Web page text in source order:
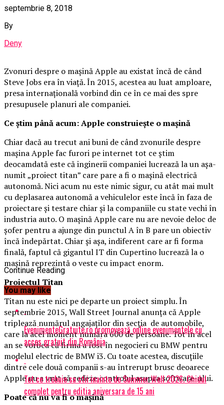
septembrie 8, 2018
By
Deny
Zvonuri despre o maşină Apple au existat încă de când
Steve Jobs era în viaţă. În 2015, acestea au luat amploare,
presa internaţională vorbind din ce în ce mai des spre
presupusele planuri ale companiei.
Ce ştim până acum: Apple construieşte o maşină
Chiar dacă au trecut ani buni de când zvonurile despre
maşina Apple fac furori pe internet tot ce ştim
deocamdată este că inginerii companiei lucrează la un aşa-
numit „proiect titan” care pare a fi o maşină electrică
autonomă.Nici acum nu este nimic sigur, cu atât mai mult
cu deplasarea autonomă a vehiculelor este încă în faza de
proiectare şi testare chiar şi la companiile cu state vechi în
industria auto. O maşină Apple care nu are nevoie deloc de
şofer pentru a ajunge din punctul A în B pare un obiectiv
încă îndepărtat. Chiar şi aşa, indiferent care ar fi forma
finală, faptul că gigantul IT din Cupertino lucrează la o
maşină reprezintă o veste cu impact enorm.
Proiectul Titan
Titan nu este nici pe departe un proiect simplu. În
septembrie 2015, Wall Street Journal anunţa că Apple
triplează numărul angajaţilor din secţia de automobile,
care la acel moment număra 600 de persoane. Tot în acel
an se vorbea că firma a fost în negocieri cu BMW pentru
modelul electric de BMW i3. Cu toate acestea, discuţiile
dintre cele două companii s-au întrerupt brusc deoarece
Apple nu a vrut să cedeze controlul asupra software-ului.
Poate că nu va fi o maşină
Continue Reading
You may like
EvenimenteGratuite.ro promovează online evenimentele cu
acces gratuit din România
Tot ce trebuie sa stii inainte de Summer Well 2026. Ghidul
complet pentru editia aniversara de 15 ani